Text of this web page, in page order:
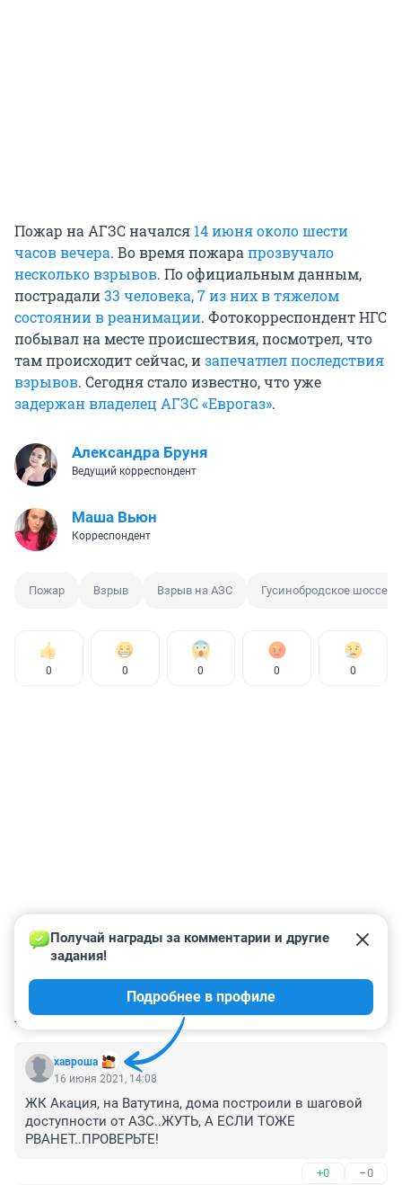
Пожар на АГЗС начался 14 июня около шести
часов вечера. Во время пожарапрозвучало
несколько взрывов. По официальным данным,
пострадали33 человека, 7 из них в тяжелом
состоянии в реанимации. Фотокорреспондент НГС
побывал на месте происшествия, посмотрел, что
там происходит сейчас, изапечатлел последствия
взрывов. Сегодня стало известно, что уже
задержан владелец АГЗС «Еврогаз».
Александра Бруня
Ведущий корреспондент
Маша Вьюн
Корреспондент
Пожар Взрыв Взрыв на АЗС Гусинобродское шоссе
0 0 0 0 0
КОММЕНТАРИИ 80
хавроша
Получай награды за комментарии и другие
задания!
Подробнее в профиле
16 июня 2021, 14:08
ЖК Акация, на Ватутина, дома построили в шаговой
доступности от АЗС..ЖУТЬ, А ЕСЛИ ТОЖЕ
РВАНЕТ..ПРОВЕРЬТЕ!
+0 –0